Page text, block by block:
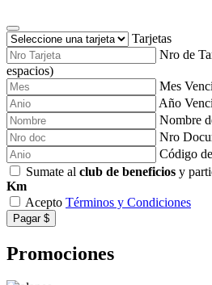
Tarjetas
Nro de
espacios)
Mes
Año
Nombre
Nro
Código
Sumate al club de beneficios y
Km
Acepto Términos y Condiciones
Pagar $
Promociones